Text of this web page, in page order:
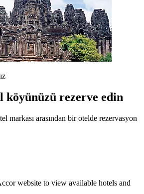
köyünüzü rezerve edin
markası arasından bir otelde rezervasyon
website to view available hotels and